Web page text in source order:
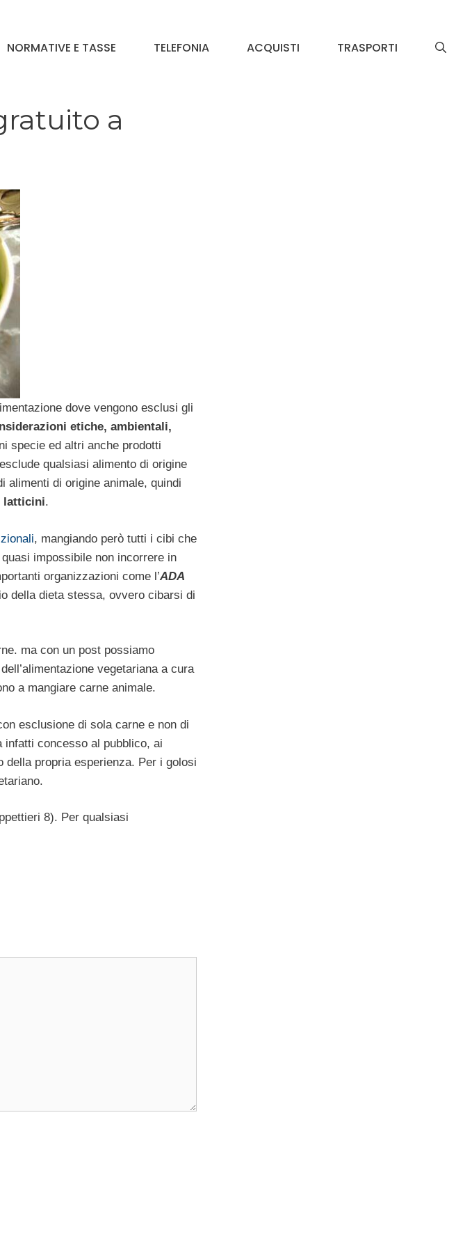
NORMATIVE E TASSE TELEFONIA ACQUISTI TRASPORTI
a
dove vengono esclusi gli
etiche, ambientali,
specie ed altri anche prodotti
qualsiasi alimento di origine
alimenti di origine animale, quindi
latticini.
, mangiando però tutti i cibi che
impossibile non incorrere in
organizzazioni come l’ADA
della dieta stessa, ovvero cibarsi di
ma con un post possiamo
vegetariana a cura
a mangiare carne animale.
esclusione di sola carne e non di
infatti concesso al pubblico, ai
propria esperienza. Per i golosi
8). Per qualsiasi